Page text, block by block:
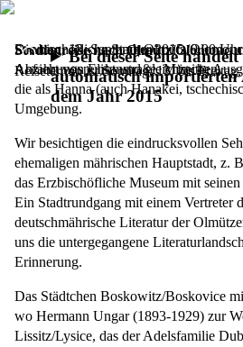
Bei dieser Seite
automatisch
dem Jahr 2015
Studienreise nach Olmütz/Olomouc
Reisetermin ist Sonntag, 13. bis
Die bischöfliche Stadt Olmütz/
Anziehungspunkt und gleichzeitig
die als Hanna (auch Hanakei,
Umgebung.
Wir besichtigen die eindrucksvollen
ehemaligen mährischen Hauptstadt, z.
das Erzbischöfli­che Museum mit
Ein Stadtrundgang mit einem Vertreter
deutschmährische Literatur der
uns die untergegange­ne
Erinnerung.
Das Städtchen Boskowitz/Boskovice
wo Hermann Ungar (1893-1929) zur
Lissitz/Lysice, das der Adels­familie
Sonntag, 13. September 2015,9.00 Uhr
Abfahrt von Elisenstraße, München